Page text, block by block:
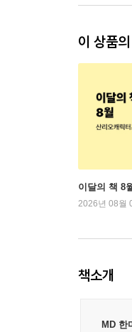
이 상품
이달의 책 8
2026년 08월
책소개
MD 한